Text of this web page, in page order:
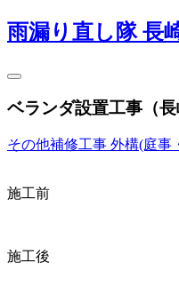
雨漏り直し隊 長
ベランダ設置工事（長
その他補修工事 外構(庭事
施工前
施工後